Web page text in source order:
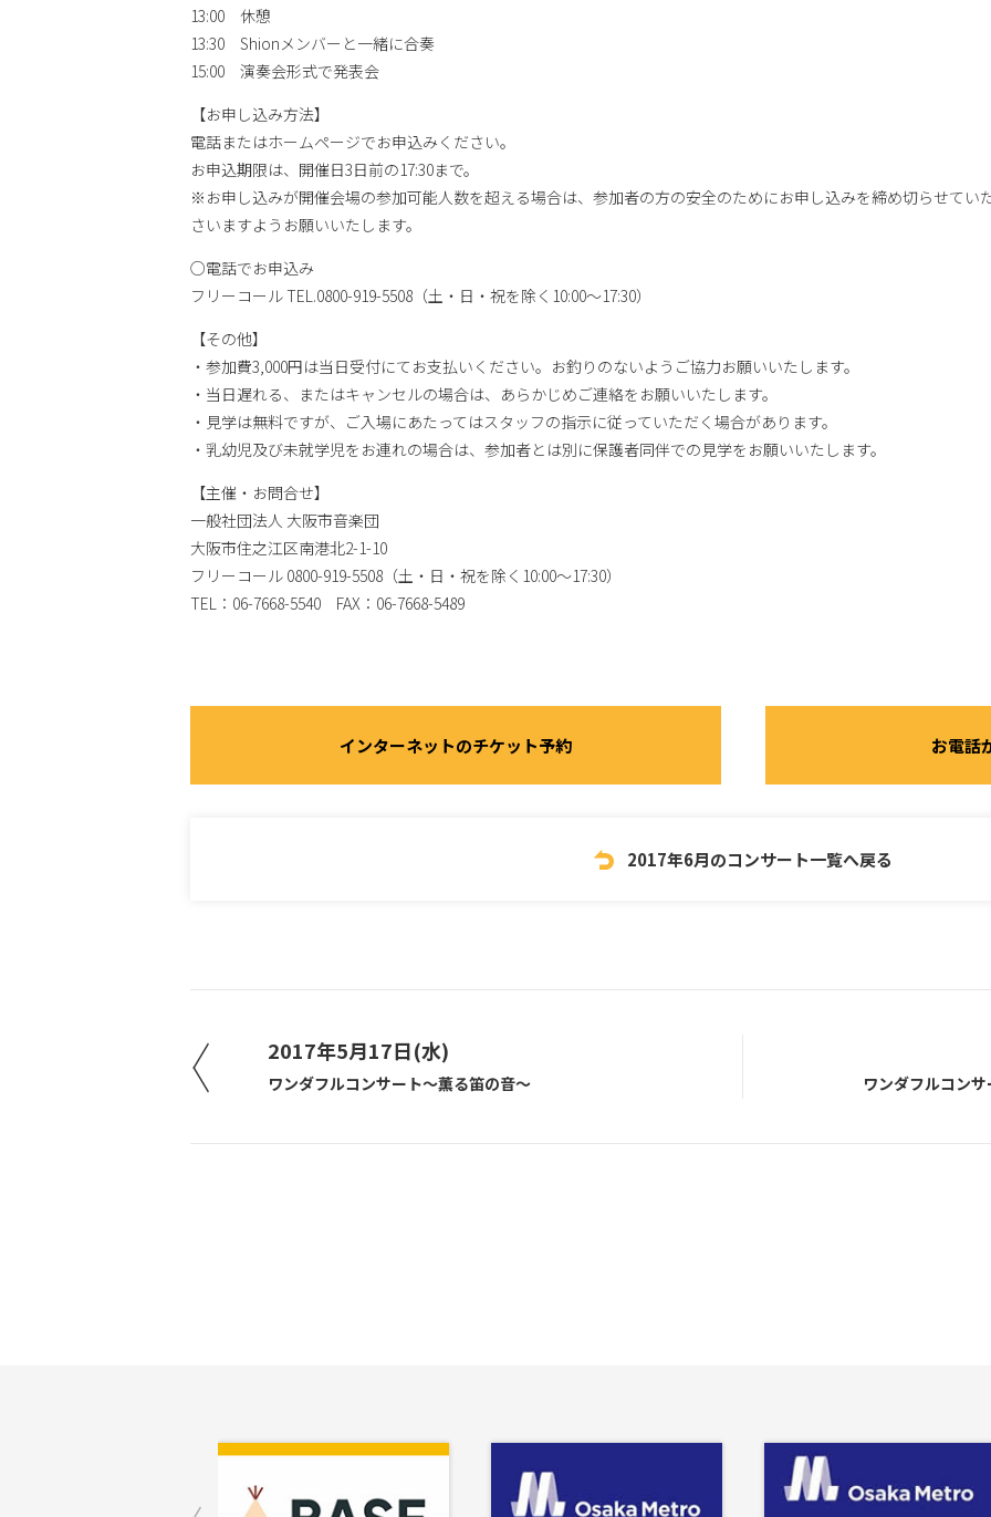
13:00 休憩
13:30 Shionメンバーと一緒に合奏
15:00 演奏会形式で発表会
【お申し込み方法】
電話またはホームページでお申込みください。
お申込期限は、開催日3日前の17:30まで。
※お申し込みが開催会場の参加可能人数を超える場合は、参加者の方の安全のためにお申し込みを締め切らせてい
さいますようお願いいたします。
○電話でお申込み
フリーコール TEL.0800-919-5508（土・日・祝を除く10:00～17:30）
【その他】
・参加費3,000円は当日受付にてお支払いください。お釣りのないようご協力お願いいたします。
・当日遅れる、またはキャンセルの場合は、あらかじめご連絡をお願いいたします。
・見学は無料ですが、ご入場にあたってはスタッフの指示に従っていただく場合があります。
・乳幼児及び未就学児をお連れの場合は、参加者とは別に保護者同伴での見学をお願いいたします。
【主催・お問合せ】
一般社団法人 大阪市音楽団
大阪市住之江区南港北2-1-10
フリーコール 0800-919-5508（土・日・祝を除く10:00～17:30）
TEL：06-7668-5540 FAX：06-7668-5489
インターネットのチケット予約 お電話
2017年6月のコンサート一覧へ戻る
2017年5月17日(水)
ワンダフルコンサート〜薫る笛の音〜 ワンダフルコン